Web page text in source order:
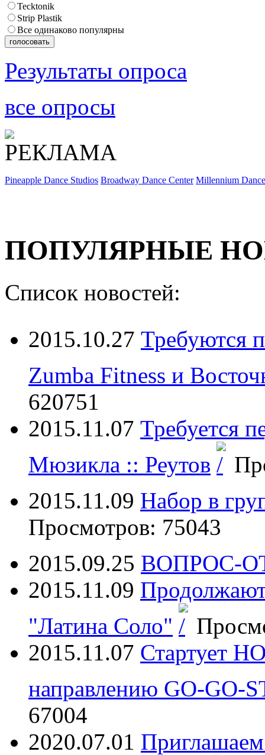
Tecktonik
Strip Plastik
Все одинаково популярны
Результаты опроса
все опросы
Pineapple Dance Studios Broadway Dance Center Millennium
ПОПУЛЯРНЫЕ
Список новостей:
2015.10.27 Требуются
Zumba Fitness и
620751
2015.11.07 Требуется
Мюзикла :: Реутов
2015.11.09 Набор в
Просмотров: 75043
2015.09.25 ВОПРОС-
2015.11.09
"Латина Соло"
2015.11.07 Стартует
направлению GO-GO-
67004
2020.07.01